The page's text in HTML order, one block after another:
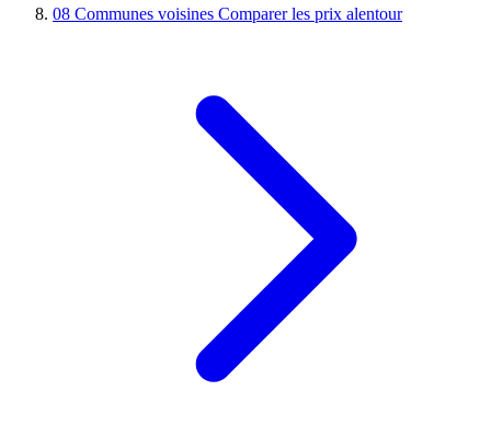
08 Communes voisines Comparer les prix alentour